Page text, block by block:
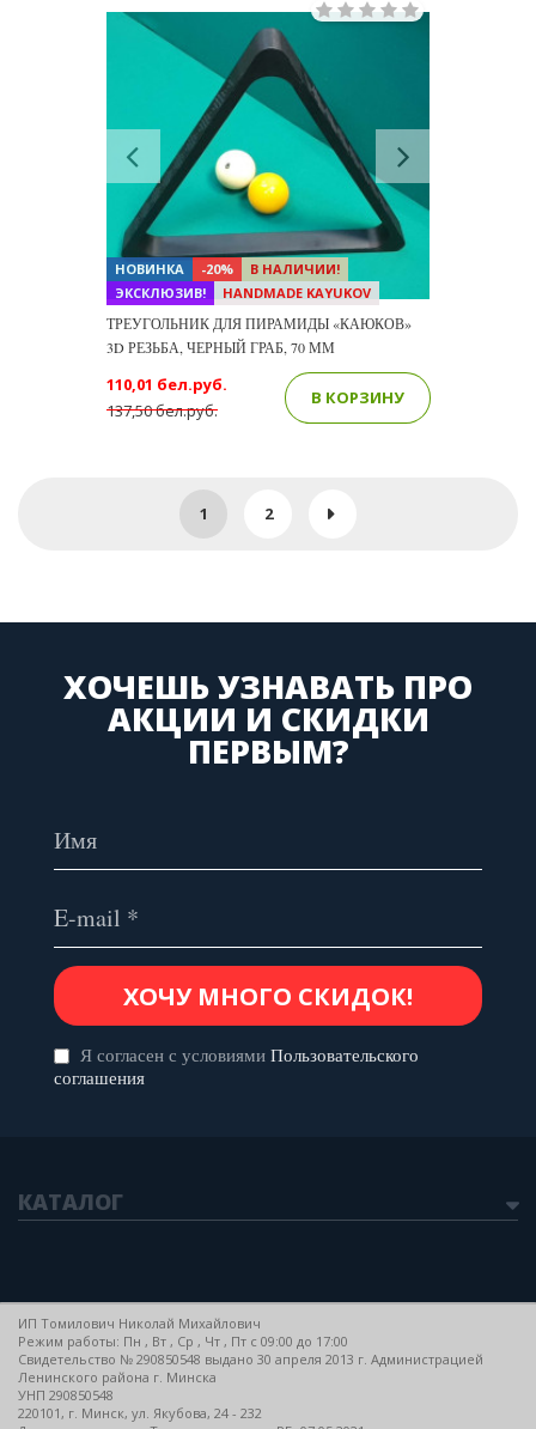
Previous
НОВИНКА -20%
В НАЛИЧИИ!
ЭКСКЛЮЗИВ!
HANDMADE KAYUKOV
ТРЕУГОЛЬНИК ДЛЯ ПИРАМИДЫ «КАЮКОВ»
3D РЕЗЬБА, ЧЕРНЫЙ ГРАБ, 70 ММ
137,50 бел.руб.
110,01 бел.руб.
В КОРЗИНУ
1 2
ХОЧЕШЬ УЗНАВАТЬ ПРО
АКЦИИ И СКИДКИ
ПЕРВЫМ?
Я согласен с условиями Пользовательского
соглашения
КАТАЛОГ
ИП Томилович Николай Михайлович
Режим работы: Пн , Вт , Ср , Чт , Пт c 09:00 до 17:00
Свидетельство № 290850548 выдано 30 апреля 2013 г. Администрацией
Ленинского района г. Минска
УНП 290850548
220101, г. Минск, ул. Якубова, 24 - 232